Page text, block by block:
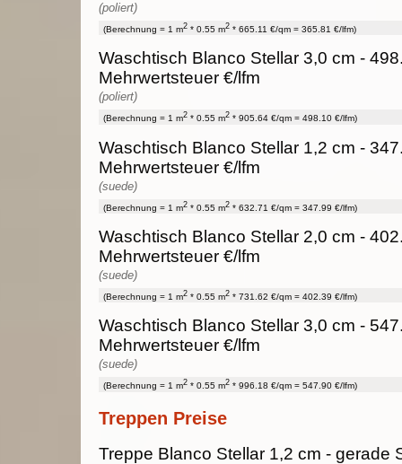
(poliert)
(Berechnung = 1 m2 * 0.55 m2 * 665.11 €/qm = 365.81 €/lfm)
Waschtisch Blanco Stellar 3,0 cm -
Mehrwertsteuer €/lfm
(poliert)
(Berechnung = 1 m2 * 0.55 m2 * 905.64 €/qm = 498.10 €/lfm)
Waschtisch Blanco Stellar 1,2 cm -
Mehrwertsteuer €/lfm
(suede)
(Berechnung = 1 m2 * 0.55 m2 * 632.71 €/qm = 347.99 €/lfm)
Waschtisch Blanco Stellar 2,0 cm -
Mehrwertsteuer €/lfm
(suede)
(Berechnung = 1 m2 * 0.55 m2 * 731.62 €/qm = 402.39 €/lfm)
Waschtisch Blanco Stellar 3,0 cm -
Mehrwertsteuer €/lfm
(suede)
(Berechnung = 1 m2 * 0.55 m2 * 996.18 €/qm = 547.90 €/lfm)
Treppen Preise
Treppe Blanco Stellar 1,2 cm - gerade